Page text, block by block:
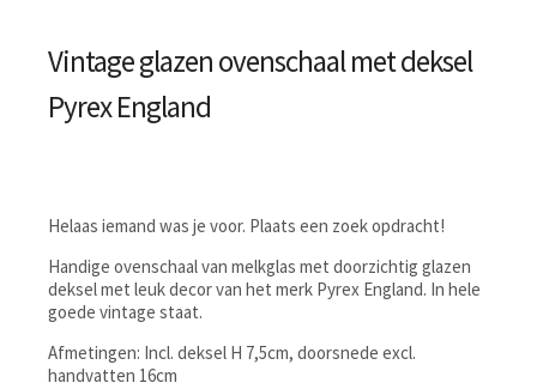
Vintage glazen ovenschaal met deksel
Pyrex England
Helaas iemand was je voor. Plaats een zoek opdracht!
Handige ovenschaal van melkglas met doorzichtig glazen
deksel met leuk decor van het merk Pyrex England. In hele
goede vintage staat.
Afmetingen: Incl. deksel H 7,5cm, doorsnede excl.
handvatten 16cm